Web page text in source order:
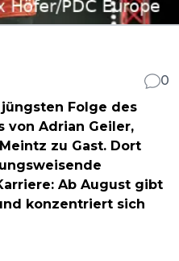
0
Folge des
von Adrian Geiler,
zu Gast. Dort
Ab August gibt
konzentriert sich